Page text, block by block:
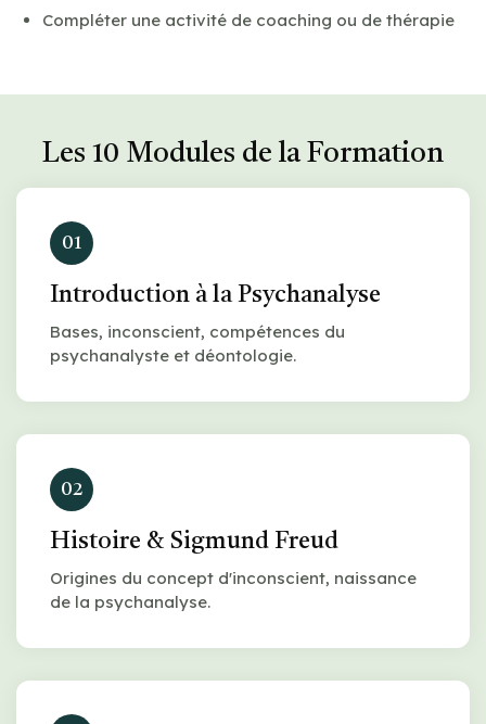
Compléter une activité de coaching ou de thérapie
Les 10 Modules de la Formation
01
Introduction à la Psychanalyse
Bases, inconscient, compétences du
psychanalyste et déontologie.
02
Histoire & Sigmund Freud
Origines du concept d'inconscient, naissance
de la psychanalyse.